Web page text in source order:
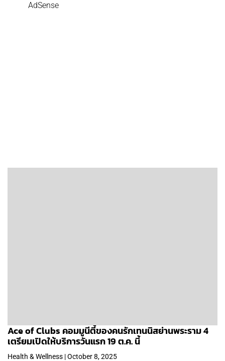
AdSense
Ace of Clubs คอมมูนีตี้ของคนรักเทนนิสย่านพระราม 4
เตรียมเปิดให้บริการวันแรก 19 ต.ค. นี้
Health & Wellness | October 8, 2025